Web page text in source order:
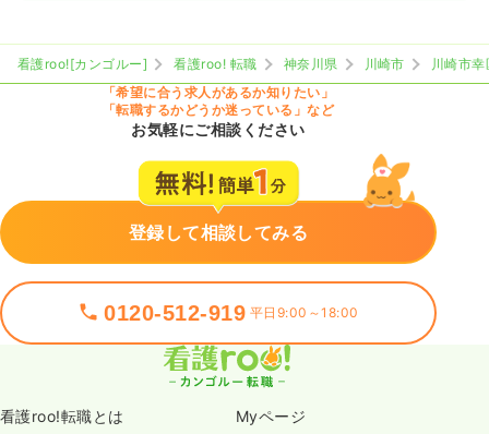
看護roo![カンゴルー] 看護roo! 転職 神奈川県 川崎市
川崎市幸
「希望に合う求人があるか知りたい」
「転職するかどうか迷っている」など
お気軽にご相談ください
登録して相談してみる
0120-512-919 平日9:00～18:00
看護roo!転職とは Myページ